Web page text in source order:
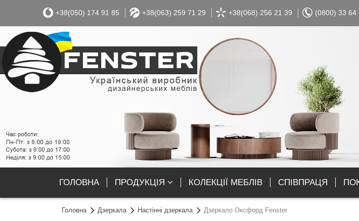
+38(050) 174 91 85 +38(063) 259 71 29 +38(068) 256 21 39 (0800) 33 64
ГОЛОВНА ПРОДУКЦІЯ КОЛЕКЦІЇ МЕБЛІВ СПІВПРАЦЯ
Головна Дзеркала Настінні дзеркала Дзеркало Оксфорд Fenster